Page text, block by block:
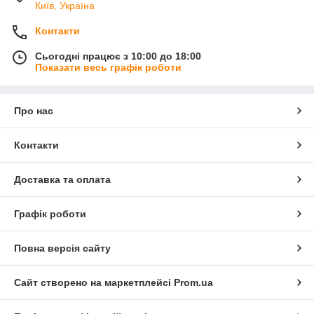
Київ, Україна
Контакти
Сьогодні працює з 10:00 до 18:00
Показати весь графік роботи
Про нас
Контакти
Доставка та оплата
Графік роботи
Повна версія сайту
Сайт створено на маркетплейсі Prom.ua